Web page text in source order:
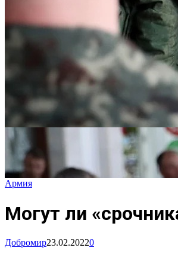
Армия
Могут ли
Добромир23.02.20220